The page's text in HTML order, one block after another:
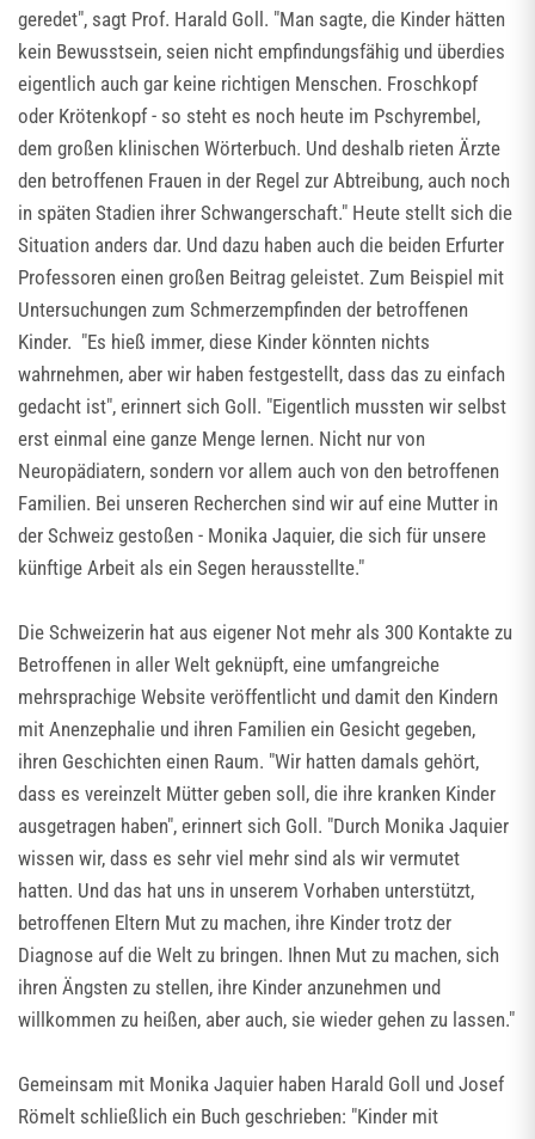
geredet", sagt Prof. Harald Goll. "Man sagte, die Kinder hätten
kein Bewusstsein, seien nicht empfindungsfähig und überdies
eigentlich auch gar keine richtigen Menschen. Froschkopf
oder Krötenkopf - so steht es noch heute im Pschyrembel,
dem großen klinischen Wörterbuch. Und deshalb rieten Ärzte
den betroffenen Frauen in der Regel zur Abtreibung, auch noch
in späten Stadien ihrer Schwangerschaft." Heute stellt sich die
Situation anders dar. Und dazu haben auch die beiden Erfurter
Professoren einen großen Beitrag geleistet. Zum Beispiel mit
Untersuchungen zum Schmerzempfinden der betroffenen
Kinder. "Es hieß immer, diese Kinder könnten nichts
wahrnehmen, aber wir haben festgestellt, dass das zu einfach
gedacht ist", erinnert sich Goll. "Eigentlich mussten wir selbst
erst einmal eine ganze Menge lernen. Nicht nur von
Neuropädiatern, sondern vor allem auch von den betroffenen
Familien. Bei unseren Recherchen sind wir auf eine Mutter in
der Schweiz gestoßen - Monika Jaquier, die sich für unsere
künftige Arbeit als ein Segen herausstellte."
Die Schweizerin hat aus eigener Not mehr als 300 Kontakte zu
Betroffenen in aller Welt geknüpft, eine umfangreiche
mehrsprachige Website veröffentlicht und damit den Kindern
mit Anenzephalie und ihren Familien ein Gesicht gegeben,
ihren Geschichten einen Raum. "Wir hatten damals gehört,
dass es vereinzelt Mütter geben soll, die ihre kranken Kinder
ausgetragen haben", erinnert sich Goll. "Durch Monika Jaquier
wissen wir, dass es sehr viel mehr sind als wir vermutet
hatten. Und das hat uns in unserem Vorhaben unterstützt,
betroffenen Eltern Mut zu machen, ihre Kinder trotz der
Diagnose auf die Welt zu bringen. Ihnen Mut zu machen, sich
ihren Ängsten zu stellen, ihre Kinder anzunehmen und
willkommen zu heißen, aber auch, sie wieder gehen zu lassen."
Gemeinsam mit Monika Jaquier haben Harald Goll und Josef
Römelt schließlich ein Buch geschrieben: "Kinder mit